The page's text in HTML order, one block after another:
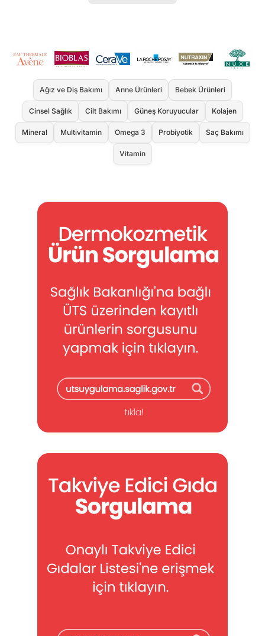
Ağız ve Diş Bakımı Anne Ürünleri Bebek Ürünleri
Cinsel Sağlık Cilt Bakımı Güneş Koruyucular Kolajen
Mineral Multivitamin Omega 3 Probiyotik Saç Bakımı
Vitamin